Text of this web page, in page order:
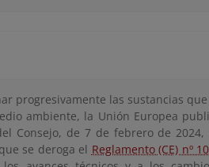
progresivamente las sustancias
ambiente, la Unión Europea
Consejo, de 7 de febrero de
se deroga el Reglamento (CE) nº